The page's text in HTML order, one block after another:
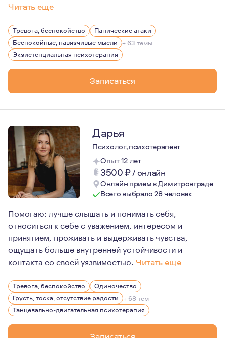
Читать еще
Я гуманистичный психолог с богатым жизненным и
Тревога, беспокойство
Панические атаки
Беспокойные, навязчивые мысли + 63 темы
Экзистенциальная психотерапия
Записаться
Дарья
Психолог, психотерапевт
Опыт 12 лет
3500₽/ онлайн
Онлайн прием в Димитровграде
Всего выбрало 28 человек
Помогаю: лучше слышать и понимать себя,
относиться к себе с уважением, интересом и
принятием, проживать и выдерживать чувства,
ощущать больше внутренней устойчивости и
контакта со своей уязвимостью. Читать еще
Первоначально, еще получая высшее
Немного позже и крепко меня потянуло в глубинную
Меня очень интересуют первичные отношения
Тревога, беспокойство
Одиночество
Грусть, тоска, отсутствие радости + 68 тем
Танцевально-двигательная психотерапия